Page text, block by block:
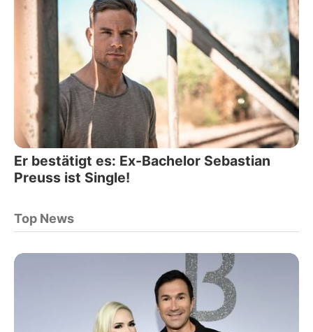
Er bestätigt es: Ex-Bachelor Sebastian
Preuss ist Single!
Top News